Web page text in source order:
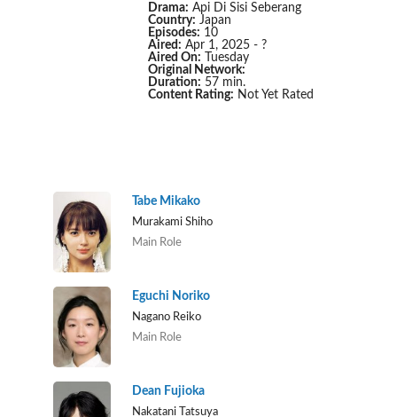
Drama: Api Di Sisi Seberang
Country: Japan
Episodes: 10
Aired: Apr 1, 2025 - ?
Aired On:
Tuesday
Original Network:
Duration: 57 min.
Content Rating: Not Yet Rated
Tabe Mikako
Murakami Shiho
Main Role
Eguchi Noriko
Nagano Reiko
Main Role
Dean Fujioka
Nakatani Tatsuya